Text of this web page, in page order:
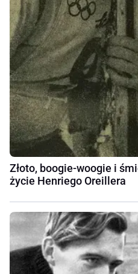
Złoto, boogie-woogie i
życie Henriego Oreillera